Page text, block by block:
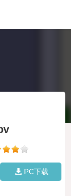
PC下载